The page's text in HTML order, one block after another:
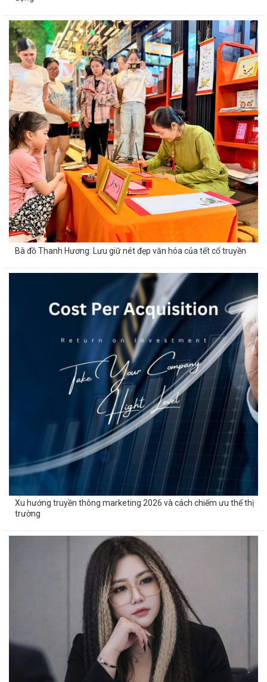
Bà đồ Thanh Hương: Lưu giữ nét đẹp văn hóa của tết cổ truyền
Xu hướng truyền thông marketing 2026 và cách chiếm ưu thế thị
trường